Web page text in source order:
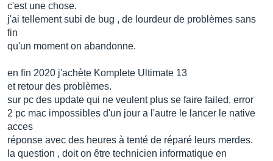
c'est une chose.
j'ai tellement subi de bug , de lourdeur de problèmes sans
fin
qu'un moment on abandonne.
en fin 2020 j'achète Komplete Ultimate 13
et retour des problèmes.
sur pc des update qui ne veulent plus se faire failed. error
2 pc mac impossibles d'un jour a l'autre le lancer le native
acces
réponse avec des heures à tenté de réparé leurs merdes.
la question , doit on être technicien informatique en